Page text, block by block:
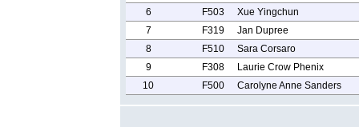
6
F503
Xue Yingchun
7
F319
Jan Dupree
8
F510
Sara Corsaro
9
F308
Laurie Crow Phenix
10
F500 Carolyne Anne Sanders